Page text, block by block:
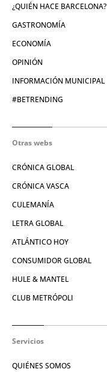
¿QUIÉN HACE BARCELONA?
GASTRONOMÍA
ECONOMÍA
OPINIÓN
INFORMACIÓN MUNICIPAL
#BETRENDING
Otras webs
CRÓNICA GLOBAL
CRÓNICA VASCA
CULEMANÍA
LETRA GLOBAL
ATLÁNTICO HOY
CONSUMIDOR GLOBAL
HULE & MANTEL
CLUB METRÓPOLI
Servicios
QUIÉNES SOMOS